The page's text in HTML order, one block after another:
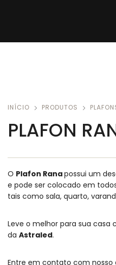
INÍCIO PRODUTOS
PLAFON
O Plafon Ranapossui um
e pode ser colocado em
tais como sala, quarto,
Leve o melhor para sua casa
da Astraled.
Entre em contato com nosso